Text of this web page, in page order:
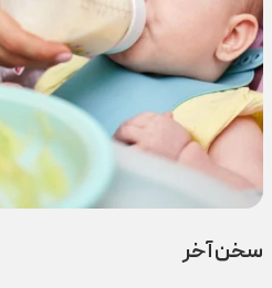
سخن آخر